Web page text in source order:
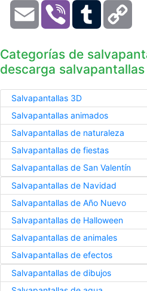
Email Viber Tumblr
Categorías de
descarga
Salvapantallas 3D
Salvapantallas animados
Salvapantallas de naturaleza
Salvapantallas de fiestas
Salvapantallas de San Valentín
Salvapantallas de Navidad
Salvapantallas de Año Nuevo
Salvapantallas de Halloween
Salvapantallas de animales
Salvapantallas de efectos
Salvapantallas de dibujos